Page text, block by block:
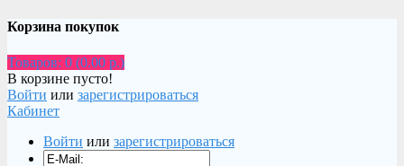
Корзина покупок
Товаров: 0 (0.00 р.)
В корзине пусто!
Войти или зарегистрироваться
Кабинет
Войти или зарегистрироваться